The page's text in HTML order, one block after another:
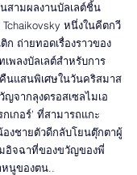
นสามผลงานบัลเลต์ชิ้น
หนึ่งในคีตกวี
ถ่ายทอดเรื่องราวของ
เพลงบัลเลต์สำหรับการ
นแสนพิเศษในวันคริสมาส
ญจากลุงดรอสเซลไมเอ
เกอร์’ ที่สามารถแกะ
งชายตัวดีกลับโยนตุ๊กตาผู้
อิจฉาที่ของขวัญของพี่
หนูของตน..